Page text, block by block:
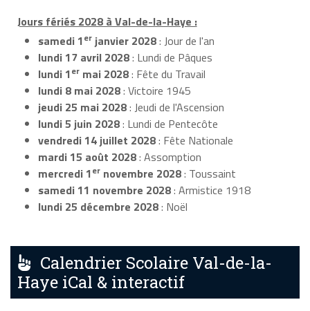
Jours fériés 2028 à Val-de-la-Haye :
samedi 1er janvier 2028: Jour de l'an
lundi 17 avril 2028: Lundi de Pâques
lundi 1er mai 2028: Fête du Travail
lundi 8 mai 2028: Victoire 1945
jeudi 25 mai 2028: Jeudi de l'Ascension
lundi 5 juin 2028: Lundi de Pentecôte
vendredi 14 juillet 2028: Fête Nationale
mardi 15 août 2028: Assomption
mercredi 1er novembre 2028: Toussaint
samedi 11 novembre 2028: Armistice 1918
lundi 25 décembre 2028: Noël
Calendrier Scolaire Val-de-la-
Haye iCal & interactif